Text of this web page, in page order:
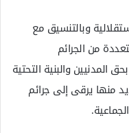
وبالتنسيق مع
من الجرائم
المدنيين والبنية التحتية
منها يرقى إلى جرائم